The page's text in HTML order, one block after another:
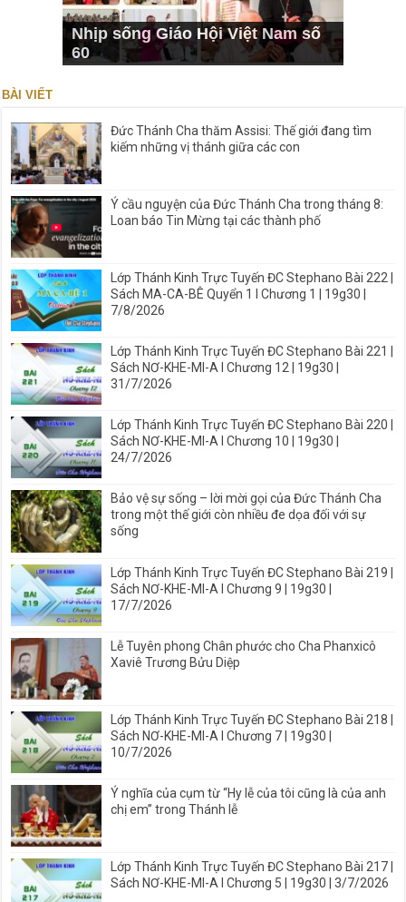
Nhịp sống Giáo Hội Việt Nam số
60
BÀI VIẾT
Đức Thánh Cha thăm Assisi: Thế giới đang tìm
kiếm những vị thánh giữa các con
Ý cầu nguyện của Đức Thánh Cha trong tháng 8:
Loan báo Tin Mừng tại các thành phố
Lớp Thánh Kinh Trực Tuyến ĐC Stephano Bài 222 |
Sách MA-CA-BÊ Quyển 1 I Chương 1 | 19g30 |
7/8/2026
Lớp Thánh Kinh Trực Tuyến ĐC Stephano Bài 221 |
Sách NƠ-KHE-MI-A I Chương 12 | 19g30 |
31/7/2026
Lớp Thánh Kinh Trực Tuyến ĐC Stephano Bài 220 |
Sách NƠ-KHE-MI-A I Chương 10 | 19g30 |
24/7/2026
Bảo vệ sự sống – lời mời gọi của Đức Thánh Cha
trong một thế giới còn nhiều đe dọa đối với sự
sống
Lớp Thánh Kinh Trực Tuyến ĐC Stephano Bài 219 |
Sách NƠ-KHE-MI-A I Chương 9 | 19g30 |
17/7/2026
Lễ Tuyên phong Chân phước cho Cha Phanxicô
Xaviê Trương Bửu Diệp
Lớp Thánh Kinh Trực Tuyến ĐC Stephano Bài 218 |
Sách NƠ-KHE-MI-A I Chương 7 | 19g30 |
10/7/2026
Ý nghĩa của cụm từ “Hy lễ của tôi cũng là của anh
chị em” trong Thánh lễ
Lớp Thánh Kinh Trực Tuyến ĐC Stephano Bài 217 |
Sách NƠ-KHE-MI-A I Chương 5 | 19g30 | 3/7/2026